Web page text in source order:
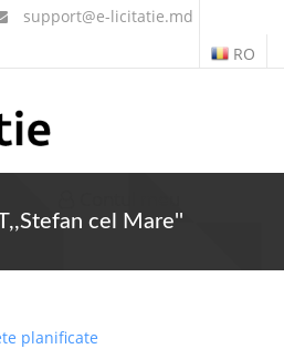
support@e-licitatie.md
RO
cel Mare''
planificate